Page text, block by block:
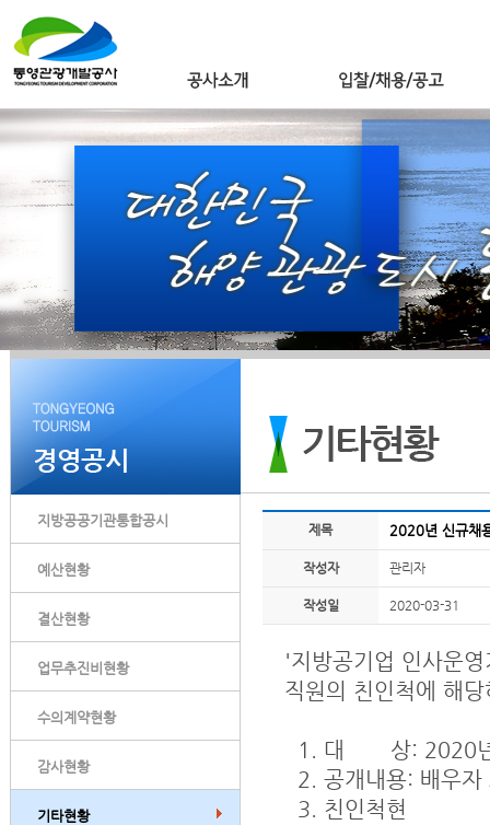
지방공공기관통합공시
예산현황
결산현황
업무추진비현황
수의계약현황
감사현황
기타현황
제목 2020년 신규채
작성자 관리자
작성일 2020-03-31
'지방공기업 인사운
직원의 친인척에 해
1. 대 상: 2020년
2. 공개내용: 배우
3. 친인척현